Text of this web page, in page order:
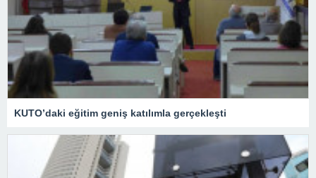
KUTO’daki eğitim geniş katılımla gerçekleşti